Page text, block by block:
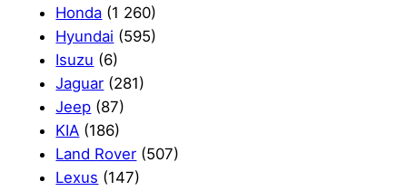
Honda (1 260)
Hyundai (595)
Isuzu (6)
Jaguar (281)
Jeep (87)
KIA (186)
Land Rover (507)
Lexus (147)